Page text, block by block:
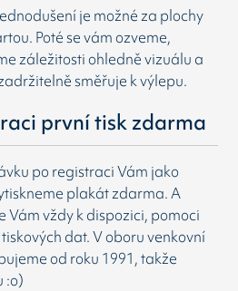
je možné za plochy
Poté se vám ozveme,
záležitosti ohledně vizuálu a
směřuje k výlepu.
první tisk zdarma
po registraci Vám jako
plakát zdarma. A
Vám vždy k dispozici, pomoci
dat. V oboru venkovní
od roku 1991, takže
:o)